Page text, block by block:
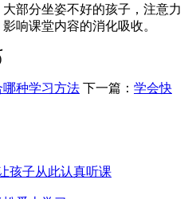
部分坐姿不好的孩子，注意力
响课堂内容的消化吸收。
有意注意简单理解就是孩子自
意注意时间在10-20分钟，时
莫过焦虑
成的周期大概21天，所以，如
种学习方法 下一篇： 学会快
孩子从此认真听课